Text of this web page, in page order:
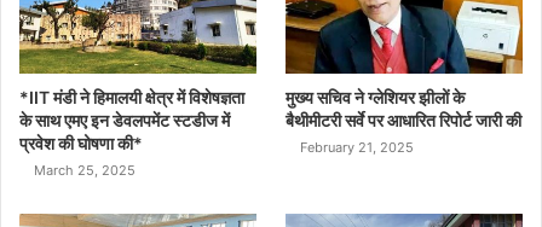
*IIT मंडी ने हिमालयी क्षेत्र में विशेषज्ञता
के साथ एमए इन डेवलपमेंट स्टडीज में
प्रवेश की घोषणा की*
March 25, 2025
मुख्य सचिव ने ग्लेशियर झीलों के
बैथीमीटरी सर्वे पर आधारित रिपोर्ट जारी की
February 21, 2025